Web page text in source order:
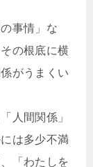
事情」な
の根底に横
がうまくい
人間関係」
は多少不満
「わたしを